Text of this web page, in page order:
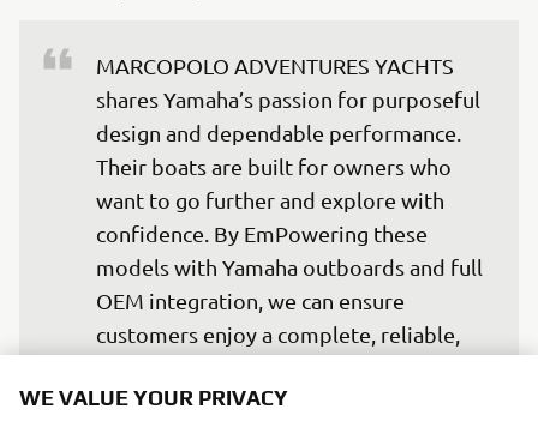
MARCOPOLO ADVENTURES YACHTS
shares Yamaha’s passion for purposeful
design and dependable performance.
Their boats are built for owners who
want to go further and explore with
confidence. By EmPowering these
models with Yamaha outboards and full
OEM integration, we can ensure
customers enjoy a complete, reliable,
day one.
WE VALUE YOUR PRIVACY